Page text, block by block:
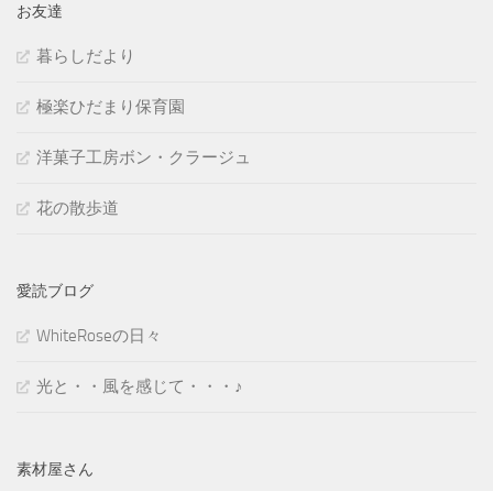
お友達
暮らしだより
極楽ひだまり保育園
洋菓子工房ボン・クラージュ
花の散歩道
愛読ブログ
WhiteRoseの日々
光と・・風を感じて・・・♪
素材屋さん